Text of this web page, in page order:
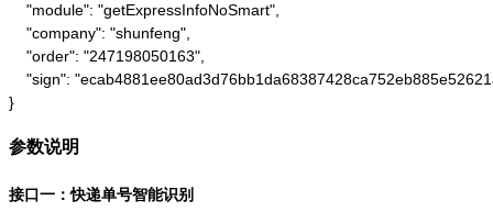
    "module": "getExpressInfoNoSmart",
    "company": "shunfeng",
    "order": "247198050163",
"sign":
}
参数说明
接口一：快递单号智能识别